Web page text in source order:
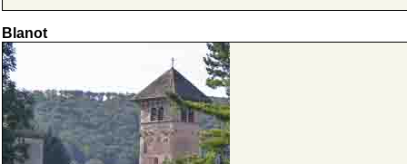
Blanot